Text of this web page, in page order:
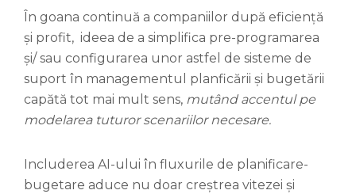
În goana continuă a companiilor după eficiență
și profit, ideea de a simplifica pre-programarea
și/ sau configurarea unor astfel de sisteme de
suport în managementul planficării și bugetării
capătă tot mai mult sens, mutând accentul pe
modelarea tuturor scenariilor necesare.
Includerea AI-ului în fluxurile de planificare-
bugetare aduce nu doar creștrea vitezei și